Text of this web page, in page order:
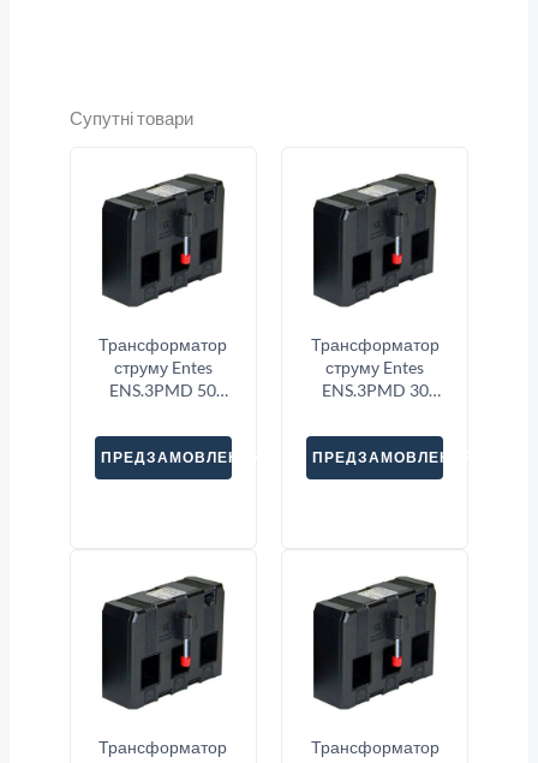
Супутні товари
Трансформатор
струму Entes
ENS.3PMD 50
ПРЕДЗАМОВЛЕННЯ
Трансформатор
струму Entes
ENS.3PMD 30
ПРЕДЗАМОВЛЕННЯ
Трансформатор
Трансформатор